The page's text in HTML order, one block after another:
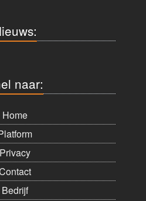
naar:
Home
Privacy
Bedrijf